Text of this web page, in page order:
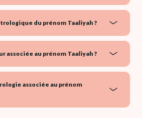
du prénom Taaliyah ?
associée au prénom Taaliyah ?
associée au prénom